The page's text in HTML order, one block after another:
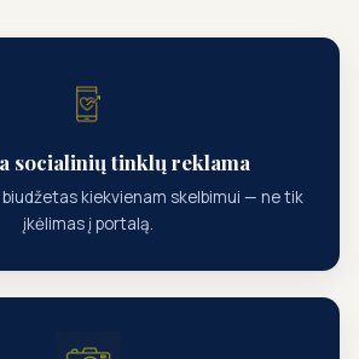
socialinių tinklų reklama
kiekvienam skelbimui — ne tik
įkėlimas į portalą.